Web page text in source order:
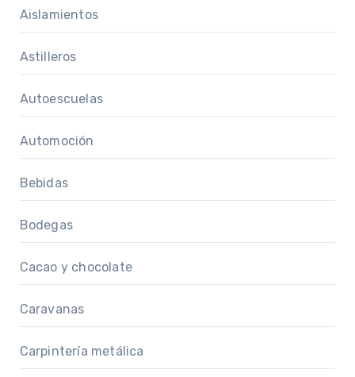
Aislamientos
Astilleros
Autoescuelas
Automoción
Bebidas
Bodegas
Cacao y chocolate
Caravanas
Carpintería metálica